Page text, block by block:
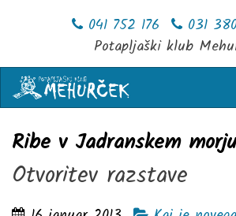
031
041 752 176
Potapljaški klub
Ribe v Jadranskem morju
Otvoritev razstave